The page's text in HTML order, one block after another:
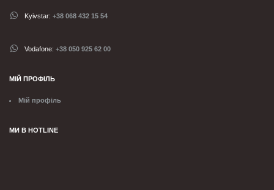
Kyivstar: +38 068 432 15 54
Vodafone: +38 050 925 62 00
МІЙ ПРОФІЛЬ
Мій профіль
МИ В HOTLINE